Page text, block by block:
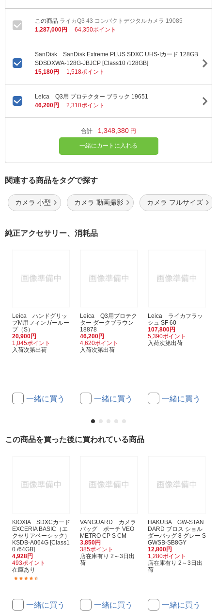
ライカQ3 43 コンパクトデジタルカメラ 19085
1,287,000円
64,350ポイント
SanDisk SanDisk Extreme PLUS SDXC UHS-Iカード 128GB
SDSDXWA-128G-JBJCP [Class10 /128GB]
15,180円
1,518ポイント
Leica Q3用 プロテクター ブラック 19651
46,200円
2,310ポイント
合計 1,348,380 円
一緒にカートに入れる
関連する商品をタグで探す
カメラ 小型 カメラ 動画撮影 カメラ フルサイズ
純正アクセサリー、消耗品
Leica ハンドグリッ
プM用フィンガールー
プ（S）
20,900円
1,045ポイント
入荷次第出荷
一緒に買う
Leica Q3用プロテク
ター ダークブラウン
18878
46,200円
4,620ポイント
入荷次第出荷
一緒に買う
Leica ライカフラッ
シュ SF 60
107,800円
5,390ポイント
入荷次第出荷
一緒に買う
この商品を買った後に買われている商品
KIOXIA SDXCカード
EXCERIA BASIC（エ
クセリアベーシック）
KSDB-A064G [Class1
0 /64GB]
4,928円
493ポイント
在庫あり
一緒に買う
VANGUARD カメラ
バッグ ポーチ VEO
METRO CP S CM
3,850円
385ポイント
店在庫有り 2～3日出
荷
一緒に買う
HAKUBA GW-STAN
DARD ブロス ショル
ダーバッグ 8 グレー S
GWSB-SB8GY
12,800円
1,280ポイント
店在庫有り 2～3日出
荷
一緒に買う